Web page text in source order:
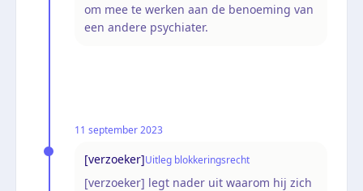
om mee te werken aan de benoeming van
een andere psychiater.
11 september 2023
[verzoeker]Uitleg blokkeringsrecht
[verzoeker] legt nader uit waarom hij zich